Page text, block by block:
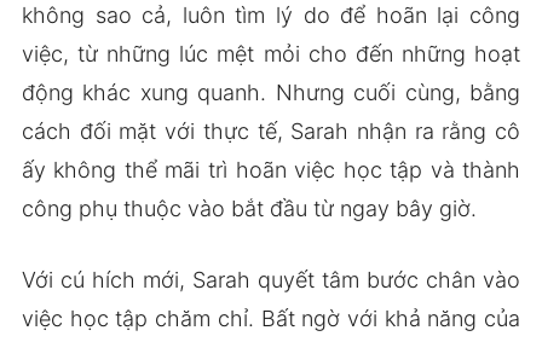
không sao cả, luôn tìm lý do để hoãn lại công
việc, từ những lúc mệt mỏi cho đến những hoạt
động khác xung quanh. Nhưng cuối cùng, bằng
cách đối mặt với thực tế, Sarah nhận ra rằng cô
ấy không thể mãi trì hoãn việc học tập và thành
công phụ thuộc vào bắt đầu từ ngay bây giờ.
Với cú hích mới, Sarah quyết tâm bước chân vào
việc học tập chăm chỉ. Bất ngờ với khả năng của